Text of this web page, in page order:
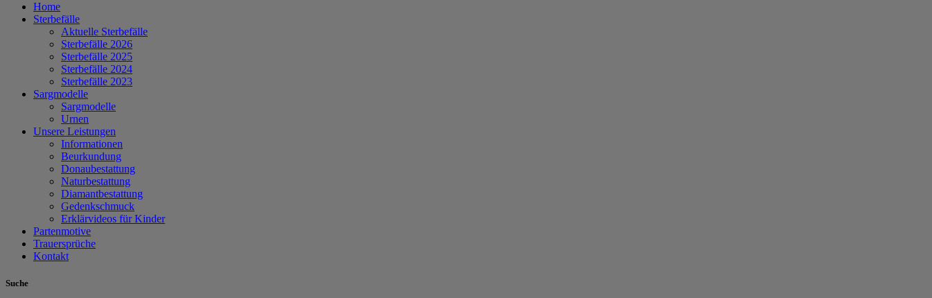
Home
Sterbefälle
Aktuelle Sterbefälle
Sterbefälle 2026
Sterbefälle 2025
Sterbefälle 2024
Sterbefälle 2023
Sargmodelle
Sargmodelle
Urnen
Unsere Leistungen
Informationen
Beurkundung
Donaubestattung
Naturbestattung
Diamantbestattung
Gedenkschmuck
Erklärvideos für Kinder
Partenmotive
Trauersprüche
Kontakt
Suche